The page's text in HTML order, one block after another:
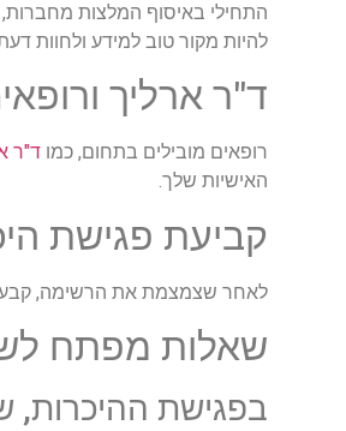
התחילי באיסוף המלצות
להיות מקור טוב למידע ולחוות
ד"ר ארליך
רופאים מובילים בתחום, כמו ד"ר
האישיות שלך.
קביעת פגישת
לאחר שצמצמת את הרשימה, קבעי
שאלות מפתח
בפגישת ההיכרות,